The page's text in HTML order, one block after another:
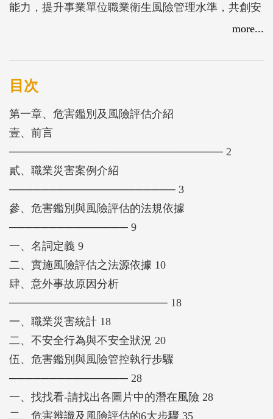
能力，提升事業單位職業衛生風險管理水準，共創安
more...
目次
第一章、危害鑑別及風險評估介紹
壹、前言
─────────────────────────── 2
貳、職業災害案例介紹
───────────────────── 3
參、危害鑑別與風險評估的法規依據
─────────────── 9
一、名詞定義 9
二、實施風險評估之法源依據 10
肆、意外事故原因分析
──────────────────── 18
一、職業災害統計 18
二、不安全行為與不安全狀況 20
伍、危害鑑別與風險管控執行步驟
─────────────── 28
一、找找看-請找出各圖片中的潛在風險 28
二、危害辨識及風險評估的6大步驟 35